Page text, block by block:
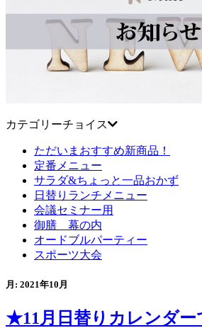
カテゴリーチョイス
ただいまおすすめ新商品！
定番メニュー
サラダ&ちょっと一品おかず
日替りランチメニュー
会議セミナー用
御膳 幕の内
オードブルパーティー
スポーツ大会
月: 2021年10月
★11月日替りカレンダー